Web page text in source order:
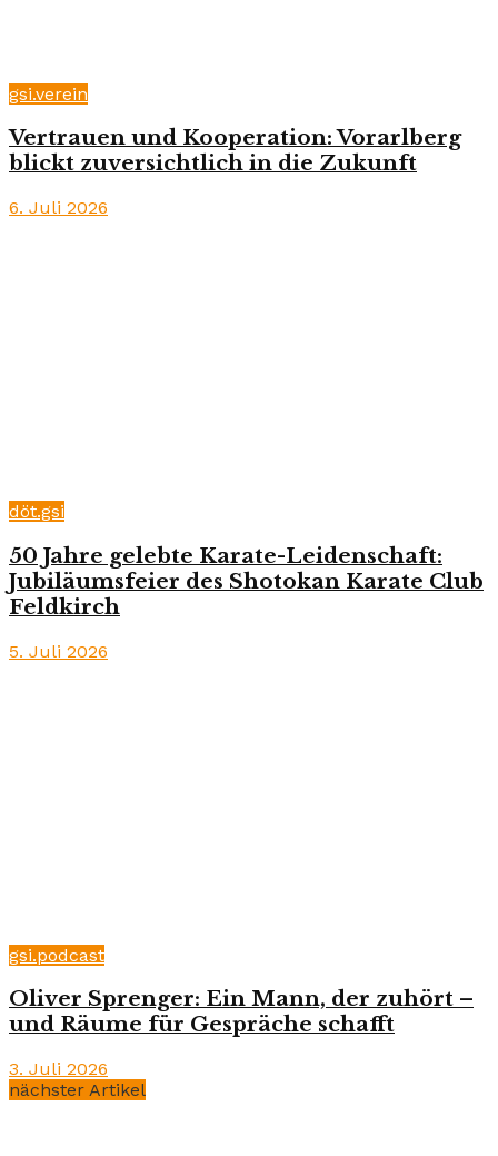
gsi.verein
Vertrauen und Kooperation: Vorarlberg
blickt zuversichtlich in die Zukunft
6. Juli 2026
döt.gsi
50 Jahre gelebte Karate-Leidenschaft:
Jubiläumsfeier des Shotokan Karate Club
Feldkirch
5. Juli 2026
gsi.podcast
Oliver Sprenger: Ein Mann, der zuhört –
und Räume für Gespräche schafft
3. Juli 2026
nächster Artikel